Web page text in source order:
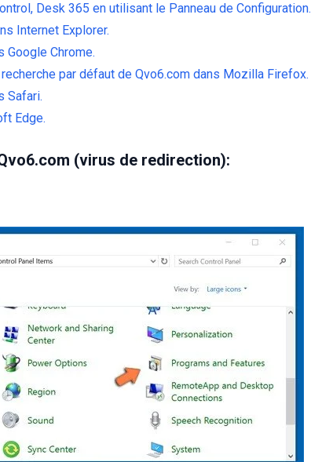
Desk 365 en utilisant le Panneau de Configuration.
Internet Explorer.
Google Chrome.
par défaut de Qvo6.com dans Mozilla Firefox.
Safari.
Edge.
(virus de redirection):